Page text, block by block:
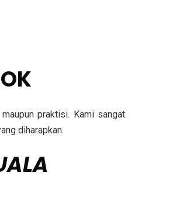
praktisi. Kami sangat
diharapkan.